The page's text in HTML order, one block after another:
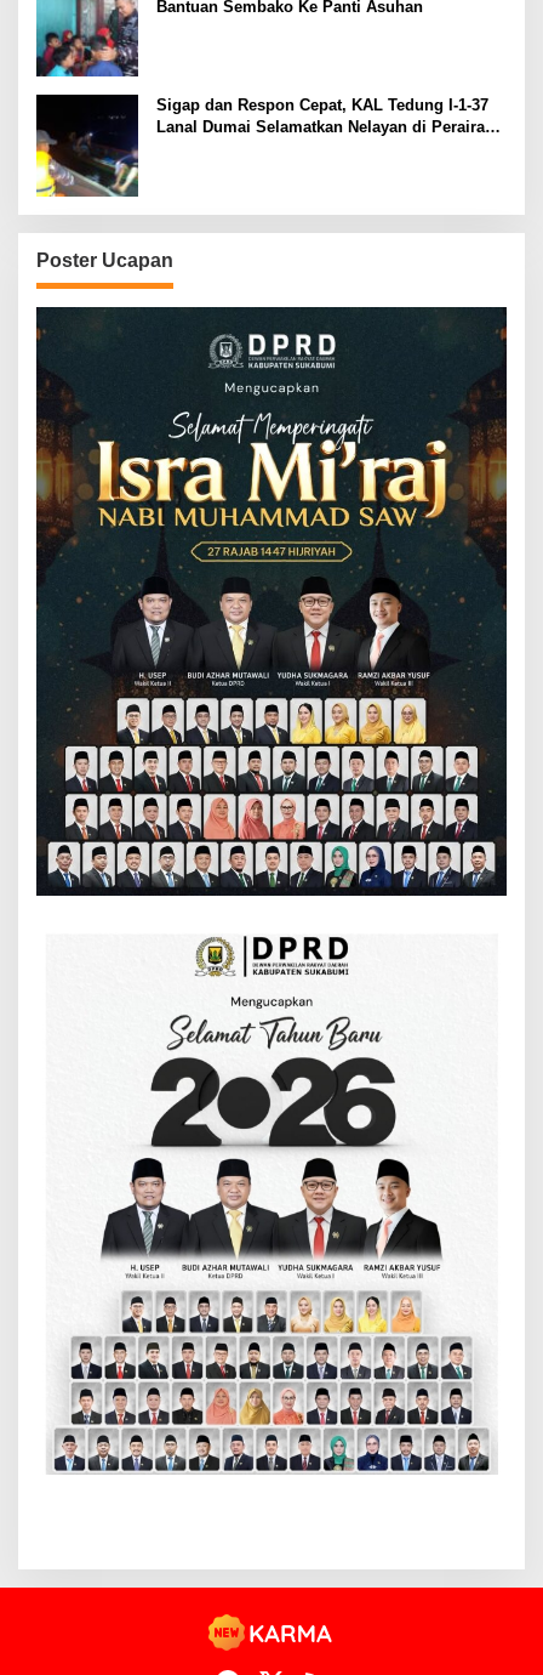
Bantuan Sembako Ke Panti Asuhan
Sigap dan Respon Cepat, KAL Tedung I-1-37
Lanal Dumai Selamatkan Nelayan di Perairan
Poster Ucapan